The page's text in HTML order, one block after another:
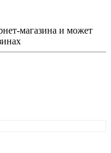
магазина и может